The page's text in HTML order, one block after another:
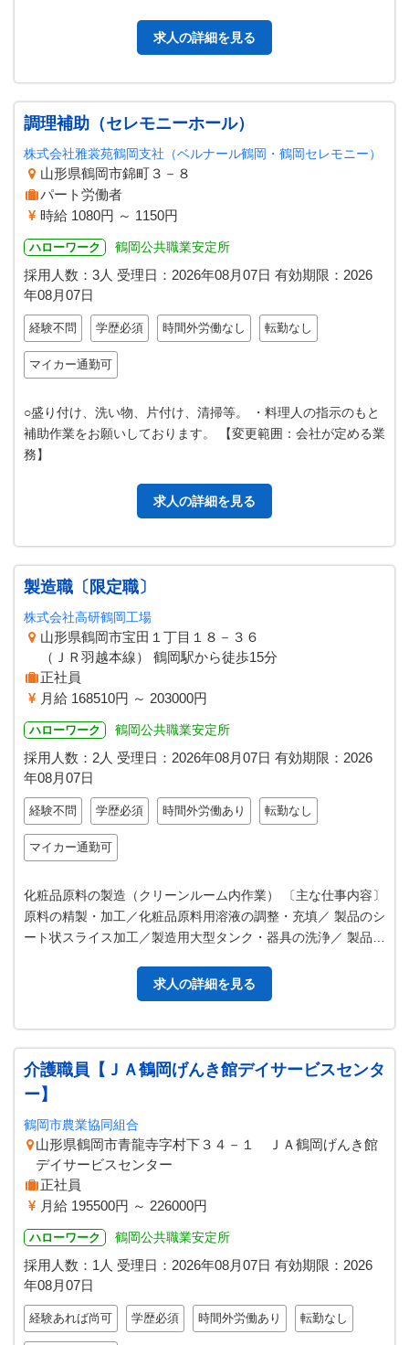
求人の詳細を見る
調理補助（セレモニーホール）
株式会社雅裳苑鶴岡支社（ベルナール鶴岡・鶴岡セレモニー）
山形県鶴岡市錦町３－８
パート労働者
時給 1080円 ～ 1150円
ハローワーク 鶴岡公共職業安定所
採用人数：3人 受理日： 2026年08月07日 有効期限： 2026
年08月07日
経験不問 学歴必須 時間外労働なし 転勤なし
マイカー通勤可
○盛り付け、洗い物、片付け、清掃等。 ・料理人の指示のもと
補助作業をお願いしております。 【変更範囲：会社が定める業
務】
求人の詳細を見る
製造職〔限定職〕
株式会社高研鶴岡工場
山形県鶴岡市宝田１丁目１８－３６
（ＪＲ羽越本線） 鶴岡駅から徒歩15分
正社員
月給 168510円 ～ 203000円
ハローワーク 鶴岡公共職業安定所
採用人数：2人 受理日： 2026年08月07日 有効期限： 2026
年08月07日
経験不問 学歴必須 時間外労働あり 転勤なし
マイカー通勤可
化粧品原料の製造（クリーンルーム内作業） 〔主な仕事内容〕
原料の精製・加工／化粧品原料用溶液の調整・充填／ 製品のシ
ート状スライス加工／製造用大型タンク・器具の洗浄／ 製品の
求人の詳細を見る
介護職員【ＪＡ鶴岡げんき館デイサービスセンタ
ー】
鶴岡市農業協同組合
山形県鶴岡市青龍寺字村下３４－１ ＪＡ鶴岡げんき館
デイサービスセンター
正社員
月給 195500円 ～ 226000円
ハローワーク 鶴岡公共職業安定所
採用人数：1人 受理日： 2026年08月07日 有効期限： 2026
年08月07日
経験あれば尚可 学歴必須 時間外労働あり 転勤なし